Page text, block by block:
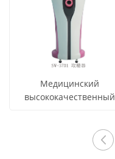
Медицинский
высококачественный
автоматический
сборщик спермы